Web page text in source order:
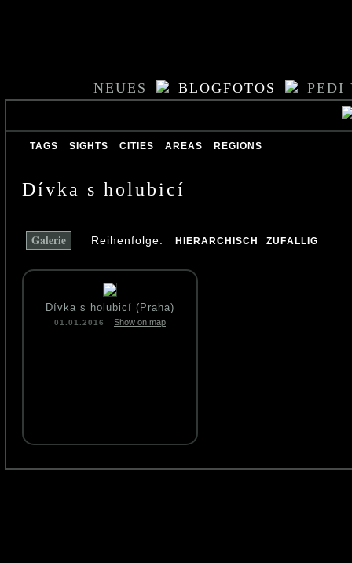
NEUES BLOGFOTOS PEDI
TAGS SIGHTS CITIES AREAS REGIONS
Dívka s holubicí
Galerie Reihenfolge: HIERARCHISCH ZUFÄLLIG
Dívka s holubicí (Praha)
01.01.2016 Show on map